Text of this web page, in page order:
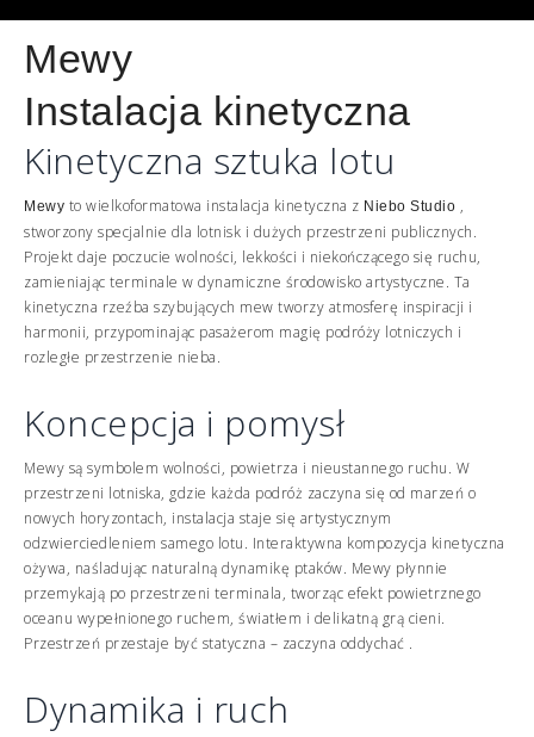
Mewy
Instalacja kinetyczna
Kinetyczna sztuka lotu
Mewy to wielkoformatowa instalacja kinetyczna z Niebo Studio ,
stworzony specjalnie dla lotnisk i dużych przestrzeni publicznych.
Projekt daje poczucie wolności, lekkości i niekończącego się ruchu,
zamieniając terminale w dynamiczne środowisko artystyczne. Ta
kinetyczna rzeźba szybujących mew tworzy atmosferę inspiracji i
harmonii, przypominając pasażerom magię podróży lotniczych i
rozległe przestrzenie nieba.
Koncepcja i pomysł
Mewy są symbolem wolności, powietrza i nieustannego ruchu. W
przestrzeni lotniska, gdzie każda podróż zaczyna się od marzeń o
nowych horyzontach, instalacja staje się artystycznym
odzwierciedleniem samego lotu. Interaktywna kompozycja kinetyczna
ożywa, naśladując naturalną dynamikę ptaków. Mewy płynnie
przemykają po przestrzeni terminala, tworząc efekt powietrznego
oceanu wypełnionego ruchem, światłem i delikatną grą cieni.
Przestrzeń przestaje być statyczna – zaczyna oddychać .
Dynamika i ruch